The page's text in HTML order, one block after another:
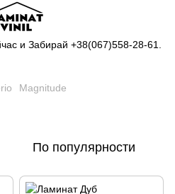
и Забирай +38(067)558-28-61
Magnitude
По популярности